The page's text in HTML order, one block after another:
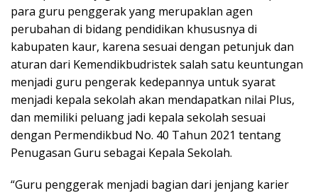
para guru penggerak yang merupaklan agen
perubahan di bidang pendidikan khususnya di
kabupaten kaur, karena sesuai dengan petunjuk dan
aturan dari Kemendikbudristek salah satu keuntungan
menjadi guru pengerak kedepannya untuk syarat
menjadi kepala sekolah akan mendapatkan nilai Plus,
dan memiliki peluang jadi kepala sekolah sesuai
dengan Permendikbud No. 40 Tahun 2021 tentang
Penugasan Guru sebagai Kepala Sekolah.
“Guru penggerak menjadi bagian dari jenjang karier